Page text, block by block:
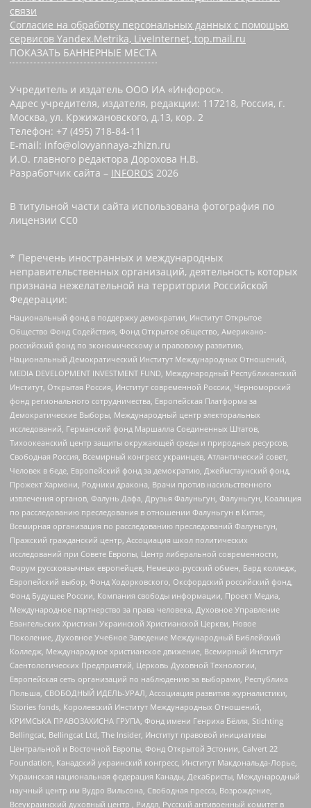
связи
Согласие на обработку персональных данных с помощью
сервисов Yandex.Metrika, LiveInternet, top.mail.ru
ПОКАЗАТЬ БАННЕРНЫЕ МЕСТА
Учредитель и издатель ООО ИА «Инфорос».
Адрес учредителя, издателя, редакции: 117218, Россия, г.
Москва, ул. Кржижановского, д.13, кор. 2
Телефон: +7 (495) 718-84-11
E-mail: info@olovyannaya-zhizn.ru
И.О. главного редактора Дорохова Н.В.
Разработчик сайта – INFOROS 2026
В титульной части сайта использована фотография по
лицензии CC0 ‌
* Перечень иностранных и международных
неправительственных организаций, деятельность которых
признана нежелательной на территории Российской
Федерации:
Национальный фонд в поддержку демократии, Институт Открытое
Общество Фонд Содействия, Фонд Открытое общество, Американо-
российский фонд по экономическому и правовому развитию,
Национальный Демократический Институт Международных Отношений,
MEDIA DEVELOPMENT INVESTMENT FUND, Международный Республиканский
Институт, Открытая Россия, Институт современной России, Черноморский
фонд регионального сотрудничества, Европейская Платформа за
Демократические Выборы, Международный центр электоральных
исследований, Германский фонд Маршалла Соединенных Штатов,
Тихоокеанский центр защиты окружающей среды и природных ресурсов,
Свободная Россия, Всемирный конгресс украинцев, Атлантический совет,
Человек в беде, Европейский фонд за демократию, Джеймстаунский фонд,
Прожект Хармони, Родники дракона, Врачи против насильственного
извлечения органов, Фалунь Дафа, Друзья Фалуньгун, Фалуньгун, Коалиция
по расследованию преследования в отношении Фалуньгун в Китае,
Всемирная организация по расследованию преследований Фалуньгун,
Пражский гражданский центр, Ассоциация школ политических
исследований при Совете Европы, Центр либеральной современности,
Форум русскоязычных европейцев, Немецко-русский обмен, Бард колледж,
Европейский выбор, Фонд Ходорковского, Оксфордский российский фонд,
Фонд Будущее России, Компания свободы информации, Проект Медиа,
Международное партнерство за права человека, Духовное Управление
Евангельских Христиан Украинской Христианской Церкви, Новое
Поколение, Духовное Учебное Заведение Международный Библейский
Колледж, Международное христианское движение, Всемирный Институт
Саентологических Предприятий, Церковь Духовной Технологии,
Европейская сеть организаций по наблюдению за выборами, Республика
Польша, СВОБОДНЫЙ ИДЕЛЬ-УРАЛ, Ассоциация развития журналистики,
IStories fonds, Королевский Институт Международных Отношений,
КРИМСЬКА ПРАВОЗАХИСНА ГРУПА, Фонд имени Генриха Бёлля, Stichting
Bellingcat, Bellingcat Ltd, The Insider, Институт правовой инициативы
Центральной и Восточной Европы, Фонд Открытой Эстонии, Calvert 22
Foundation, Канадский украинский конгресс, Институт Макдональда-Лорье,
Украинская национальная федерация Канады, Декабристы, Международный
научный центр им Вудро Вильсона, Свободная пресса, Возрождение,
Всеукраинский духовный центр , Риддл, Русский антивоенный комитет в